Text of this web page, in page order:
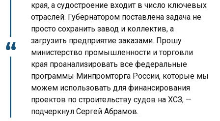
края, а судостроение входит в число ключевых
отраслей. Губернатором поставлена задача не
просто сохранить завод и коллектив, а
загрузить предприятие заказами. Прошу
министерство промышленности и торговли
края проанализировать все федеральные
программы Минпромторга России, которые мы
можем использовать для финансирования
проектов по строительству судов на ХСЗ, —
подчеркнул Сергей Абрамов.